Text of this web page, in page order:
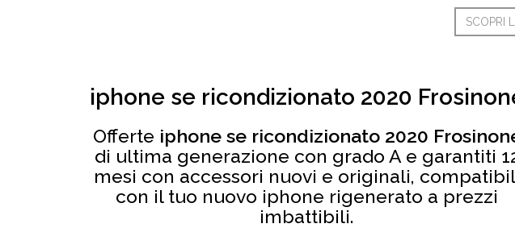
SCOPRI
iphone se ricondizionato 2020
Offerte iphone se ricondizionato 2020
di ultima generazione con grado A e garantiti
mesi con accessori nuovi e originali,
con il tuo nuovo iphone rigenerato a prezzi
imbattibili.